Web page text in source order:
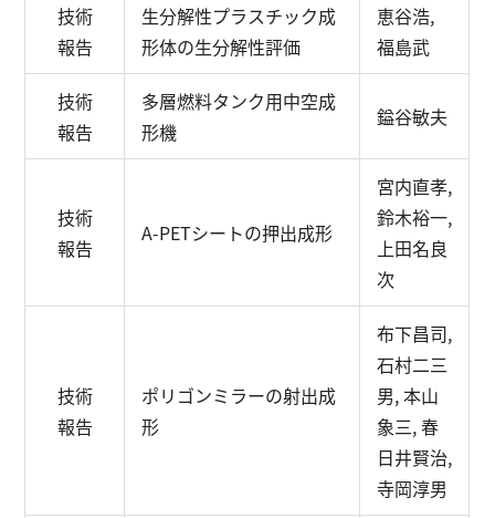
技術
報告
生分解性プラスチック成
形体の生分解性評価
恵谷浩,
福島武
技術
報告
多層燃料タンク用中空成
形機
鎰谷敏夫
技術
報告
A-PETシートの押出成形
宮内直孝,
鈴木裕一,
上田名良
次
技術
報告
ポリゴンミラーの射出成
形
布下昌司,
石村二三
男, 本山
象三, 春
日井賢治,
寺岡淳男